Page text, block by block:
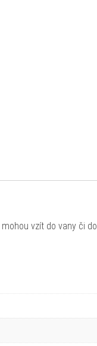
vzít do vany či do